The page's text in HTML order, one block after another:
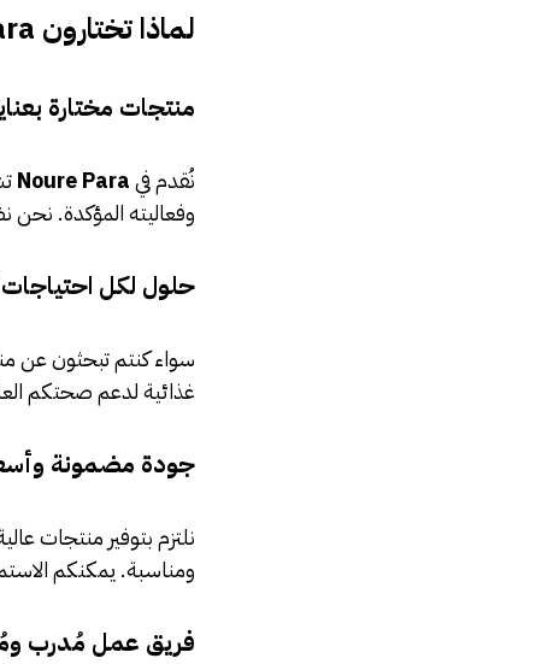
لماذا تختارون Noure Para؟
منتجات مختارة
نُقدم فيNoure Para
وفعاليته المؤكدة.
حلول لكل احتياجات
سواء كنتم تبحثون عن
غذائية لدعم صحتكم
جودة مضمونة
نلتزم بتوفير منتجات
ومناسبة. يمكنكم
فريق عمل مُدرب